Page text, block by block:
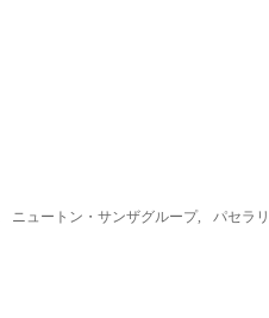
ニュートン・サンザグループ, パセラ